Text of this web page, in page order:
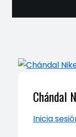
Chándal
Inicia